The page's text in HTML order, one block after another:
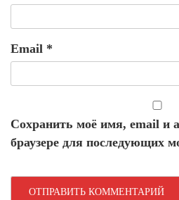
Email *
Сохранить моё имя, email и
браузере для последующих